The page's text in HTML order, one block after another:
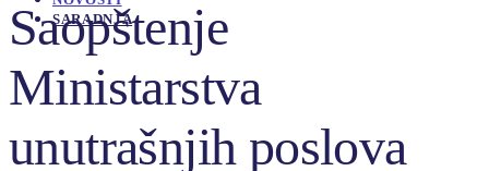
SARADNJA
Saopštenje
Ministarstva
unutrašnjih poslova